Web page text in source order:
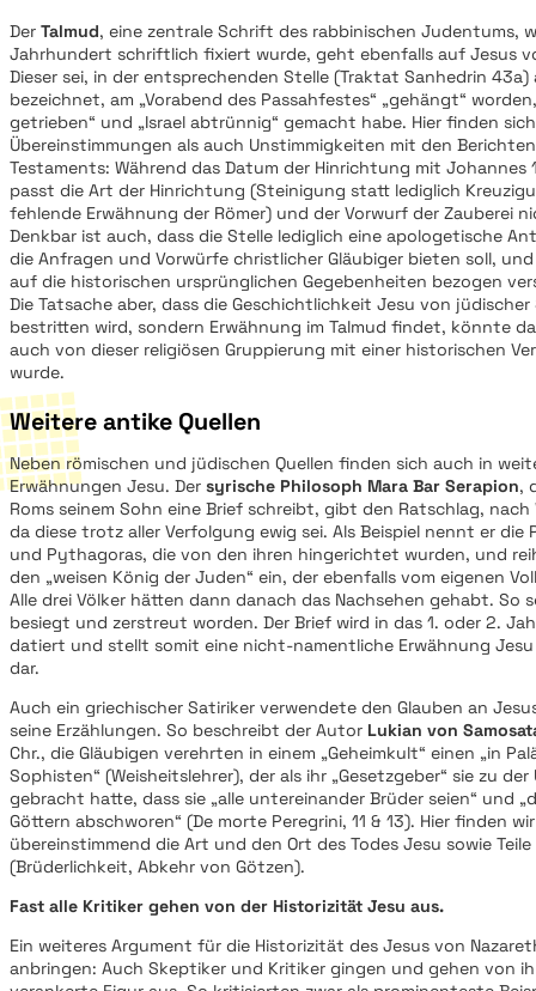
Der Talmud, eine zentrale Schrift des rabbinischen Judentums,
Jahrhundert schriftlich fixiert wurde, geht ebenfalls auf Jesus
Dieser sei, in der entsprechenden Stelle (Traktat Sanhedrin 43a)
bezeichnet, am „Vorabend des Passahfestes“ „gehängt“
getrieben“ und „Israel abtrünnig“ gemacht habe. Hier finden
Übereinstimmungen als auch Unstimmigkeiten mit den
Testaments: Während das Datum der Hinrichtung mit Johannes
passt die Art der Hinrichtung (Steinigung statt lediglich
fehlende Erwähnung der Römer) und der Vorwurf der Zauberei
Denkbar ist auch, dass die Stelle lediglich eine apologetische
die Anfragen und Vorwürfe christlicher Gläubiger bieten soll,
auf die historischen ursprünglichen Gegebenheiten bezogen
Die Tatsache aber, dass die Geschichtlichkeit Jesu von
bestritten wird, sondern Erwähnung im Talmud findet, könnte
auch von dieser religiösen Gruppierung mit einer historischen
wurde.
Weitere antike Quellen
Neben römischen und jüdischen Quellen finden sich auch in
Erwähnungen Jesu. Der syrische Philosoph Mara Bar Serapion,
Roms seinem Sohn eine Brief schreibt, gibt den Ratschlag,
da diese trotz aller Verfolgung ewig sei. Als Beispiel nennt er die
und Pythagoras, die von den ihren hingerichtet wurden, und
den „weisen König der Juden“ ein, der ebenfalls vom eigenen
Alle drei Völker hätten dann danach das Nachsehen gehabt. So
besiegt und zerstreut worden. Der Brief wird in das 1. oder 2.
datiert und stellt somit eine nicht-namentliche Erwähnung
dar.
Auch ein griechischer Satiriker verwendete den Glauben an
seine Erzählungen. So beschreibt der Autor Lukian von
Chr., die Gläubigen verehrten in einem „Geheimkult“ einen „in
Sophisten“ (Weisheitslehrer), der als ihr „Gesetzgeber“ sie zu
gebracht hatte, dass sie „alle untereinander Brüder seien“ und
Göttern abschworen“ (De morte Peregrini, 11 & 13). Hier finden
übereinstimmend die Art und den Ort des Todes Jesu sowie Teile
(Brüderlichkeit, Abkehr von Götzen).
Fast alle Kritiker gehen von der Historizität Jesu aus.
Ein weiteres Argument für die Historizität des Jesus von
anbringen: Auch Skeptiker und Kritiker gingen und gehen von